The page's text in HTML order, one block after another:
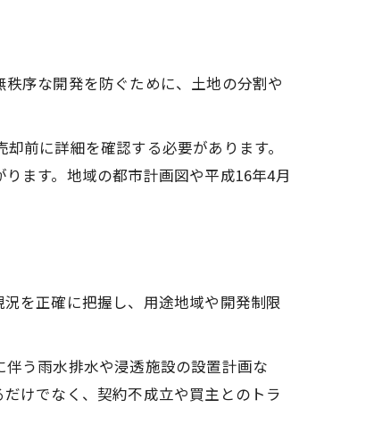
序な開発を防ぐために、土地の分割や
前に詳細を確認する必要があります。
ます。地域の都市計画図や平成16年4月
を正確に把握し、用途地域や開発制限
う雨水排水や浸透施設の設置計画な
けでなく、契約不成立や買主とのトラ